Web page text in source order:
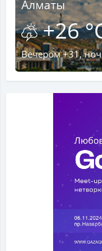
Алматы
+26
Вечером +31,